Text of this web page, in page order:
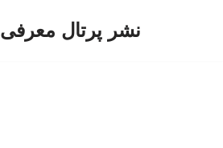
نشر پرتال معرفی